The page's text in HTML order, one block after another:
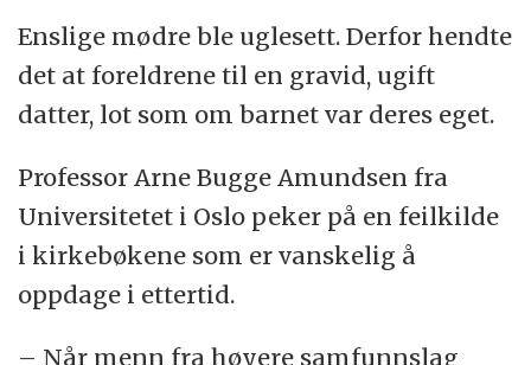
Enslige mødre ble uglesett. Derfor hendte
det at foreldrene til en gravid, ugift
datter, lot som om barnet var deres eget.
Professor Arne Bugge Amundsen fra
Universitetet i Oslo peker på en feilkilde
i kirkebøkene som er vanskelig å
oppdage i ettertid.
– Når menn fra høyere samfunnslag